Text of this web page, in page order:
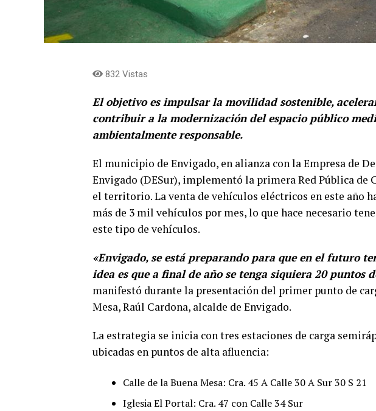
832 Vistas
El objetivo es impulsar la movilidad sostenible,
contribuir a la modernización del espacio público
ambientalmente responsable.
El municipio de Envigado, en alianza con la Empresa de
Envigado (DESur), implementó la primera Red Pública de
el territorio. La venta de vehículos eléctricos en este año
más de 3 mil vehículos por mes, lo que hace necesario
este tipo de vehículos.
«Envigado, se está preparando para que en el futuro
idea es que a final de año se tenga siquiera 20 puntos
manifestó durante la presentación del primer punto de
Mesa, Raúl Cardona, alcalde de Envigado.
La estrategia se inicia con tres estaciones de carga
ubicadas en puntos de alta afluencia:
Calle de la Buena Mesa: Cra. 45 A Calle 30 A Sur 30 S 21
Iglesia El Portal: Cra. 47 con Calle 34 Sur